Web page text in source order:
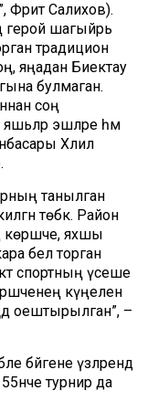
Фәрит Салихов).
герой шагыйрь
традицион
яңадан Биектау
булмаган.
соң
эшләре һәм
Хәлил
танылган
төбәк. Район
көрәшче, яхшы
белә торган
спортның үсеше
күңеленә
оештырылган”, –
бәйгене үзләрендә
турнир да